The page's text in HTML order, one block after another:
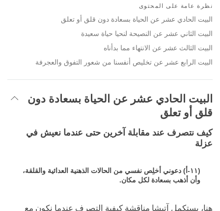
facebook
نظرة عامة على المحتوى
البيت الحادي عشر عن الحياة بسعادة دون قلق أو تعلق
البيت الثاني عشر عن النصيحة لنحيا حياة سعيدة
البيت الثالث عشر عن الانتهاء مما بدأناه
البيت الرابع عشر عن تخليص أنفسنا من شعور التفوق والعجرفة
البيت الحادي عشر عن الحياة بسعادة دون
قلق أو تعلق
كيف نتصرف عند مقابلة آخرين حتى عندما نعيش في
عزلة
(١١-أ) دعوني أخلِص نفسي من الحالات الذهنية العدائية والقلقة،
وأن أذهب بسعادة لكل مكان.
هنا، يستكمل آتيشا مناقشة كيفية التصرف عندما نكون مع